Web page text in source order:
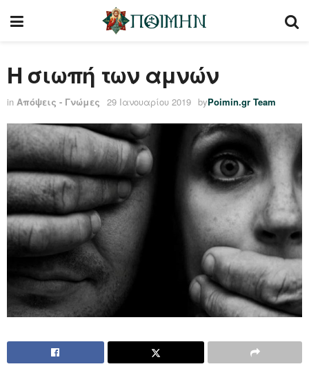
Η σιωπή των αμνών
in Απόψεις - Γνώμες 29 Ιανουαρίου 2019 byPoimin.gr Team